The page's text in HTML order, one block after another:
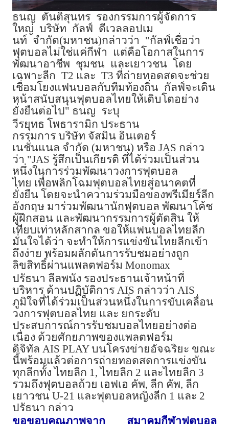
ธนญ ตันติสุนทร รองกรรมการผู้จัดการ
ใหญ่ บริษัท กัลฟ์ ดีเวลลอปเม
นท์ จำกัด(มหาชน)กล่าวว่า "กัลฟ์เชื่อว่า
ฟุตบอลไม่ใช่แค่กีฬา
แต่คือโอกาสในการ
พัฒนาอาชีพ ชุมชน และเยาวชน โดย
เฉพาะลีก T2 และ T3 ที่ถ่ายทอดสดจะช่วย
เชื่อมโยงแฟนบอลกับทีมท้องถิ่น กัลฟ์จะเดิน
หน้าสนับสนุนฟุตบอลไทยให้เติบโตอย่าง
ยั่งยืนต่อไป" ธนญ ระบุ
วีรยุทธ โพธารามิก ประธาน
กรรมการ บริษัท จัสมิน อินเตอร์
เนชั่นแนล จำกัด (มหาชน) หรือ JAS กล่าว
ว่า "JAS รู้สึกเป็นเกียรติ ที่ได้ร่วมเป็นส่วน
หนึ่งในการร่วมพัฒนาวงการฟุตบอล
ไทย เพื่อพลิกโฉมฟุตบอลไทยสู่อนาคตที่
ยั่งยืน โดยจะนำความร่วมมือของพรีเมียร์ลีก
อังกฤษ มาร่วมพัฒนานักฟุตบอล พัฒนาโค้ช
ผู้ฝึกสอน และพัฒนากรรมการผู้ตัดสิน ให้
เทียบเท่าหลักสากล ขอให้แฟนบอลไทยลีก
มั่นใจได้ว่า จะทำให้การแข่งขันไทยลีกเข้า
ถึงง่าย พร้อมผลักดันการรับชมอย่างถูก
ลิขสิทธิ์ผ่านแพลตฟอร์ม Monomax
ปรัธนา ลีลพนัง รองประธานเจ้าหน้าที่
บริหาร ด้านปฏิบัติการ AIS กล่าวว่า AIS
ภูมิใจที่ได้ร่วมเป็นส่วนหนึ่งในการขับเคลื่อน
วงการฟุตบอลไทย และ ยกระดับ
ประสบการณ์การรับชมบอลไทยอย่างต่อ
เนื่อง ด้วยศักยภาพของแพลตฟอร์ม
ดิจิทัล AIS PLAY บนโครงข่ายอัจฉริยะ ขณะ
นี้พร้อมแล้วต่อการถ่ายทอดสดการแข่งขัน
ทุกลีกทั้ง ไทยลีก 1,ไทยลีก 2 และไทยลีก 3
รวมถึงฟุตบอลถ้วย เอฟเอ คัพ, ลีก คัพ, ลีก
เยาวชน U-21 และฟุตบอลหญิงลีก 1 และ 2
ปรัธนา กล่าว
ขอขอบคุณภาพจาก
สมาคมกีฬาฟุตบอล